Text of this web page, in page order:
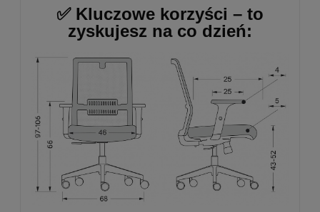
✅ Kluczowe korzyści – to
zyskujesz na co dzień: